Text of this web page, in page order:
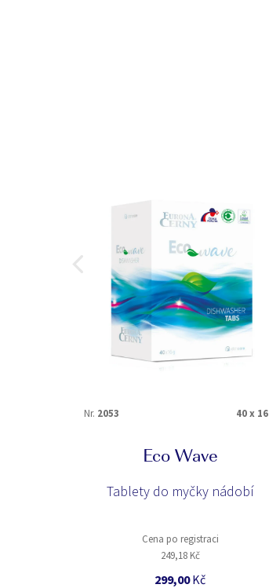
Nr. 2053 40 x 16
Eco Wave
Tablety do myčky nádobí
Cena po registraci
249,18 Kč
299,00Kč